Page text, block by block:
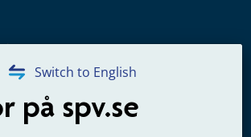
Switch to English
på spv.se